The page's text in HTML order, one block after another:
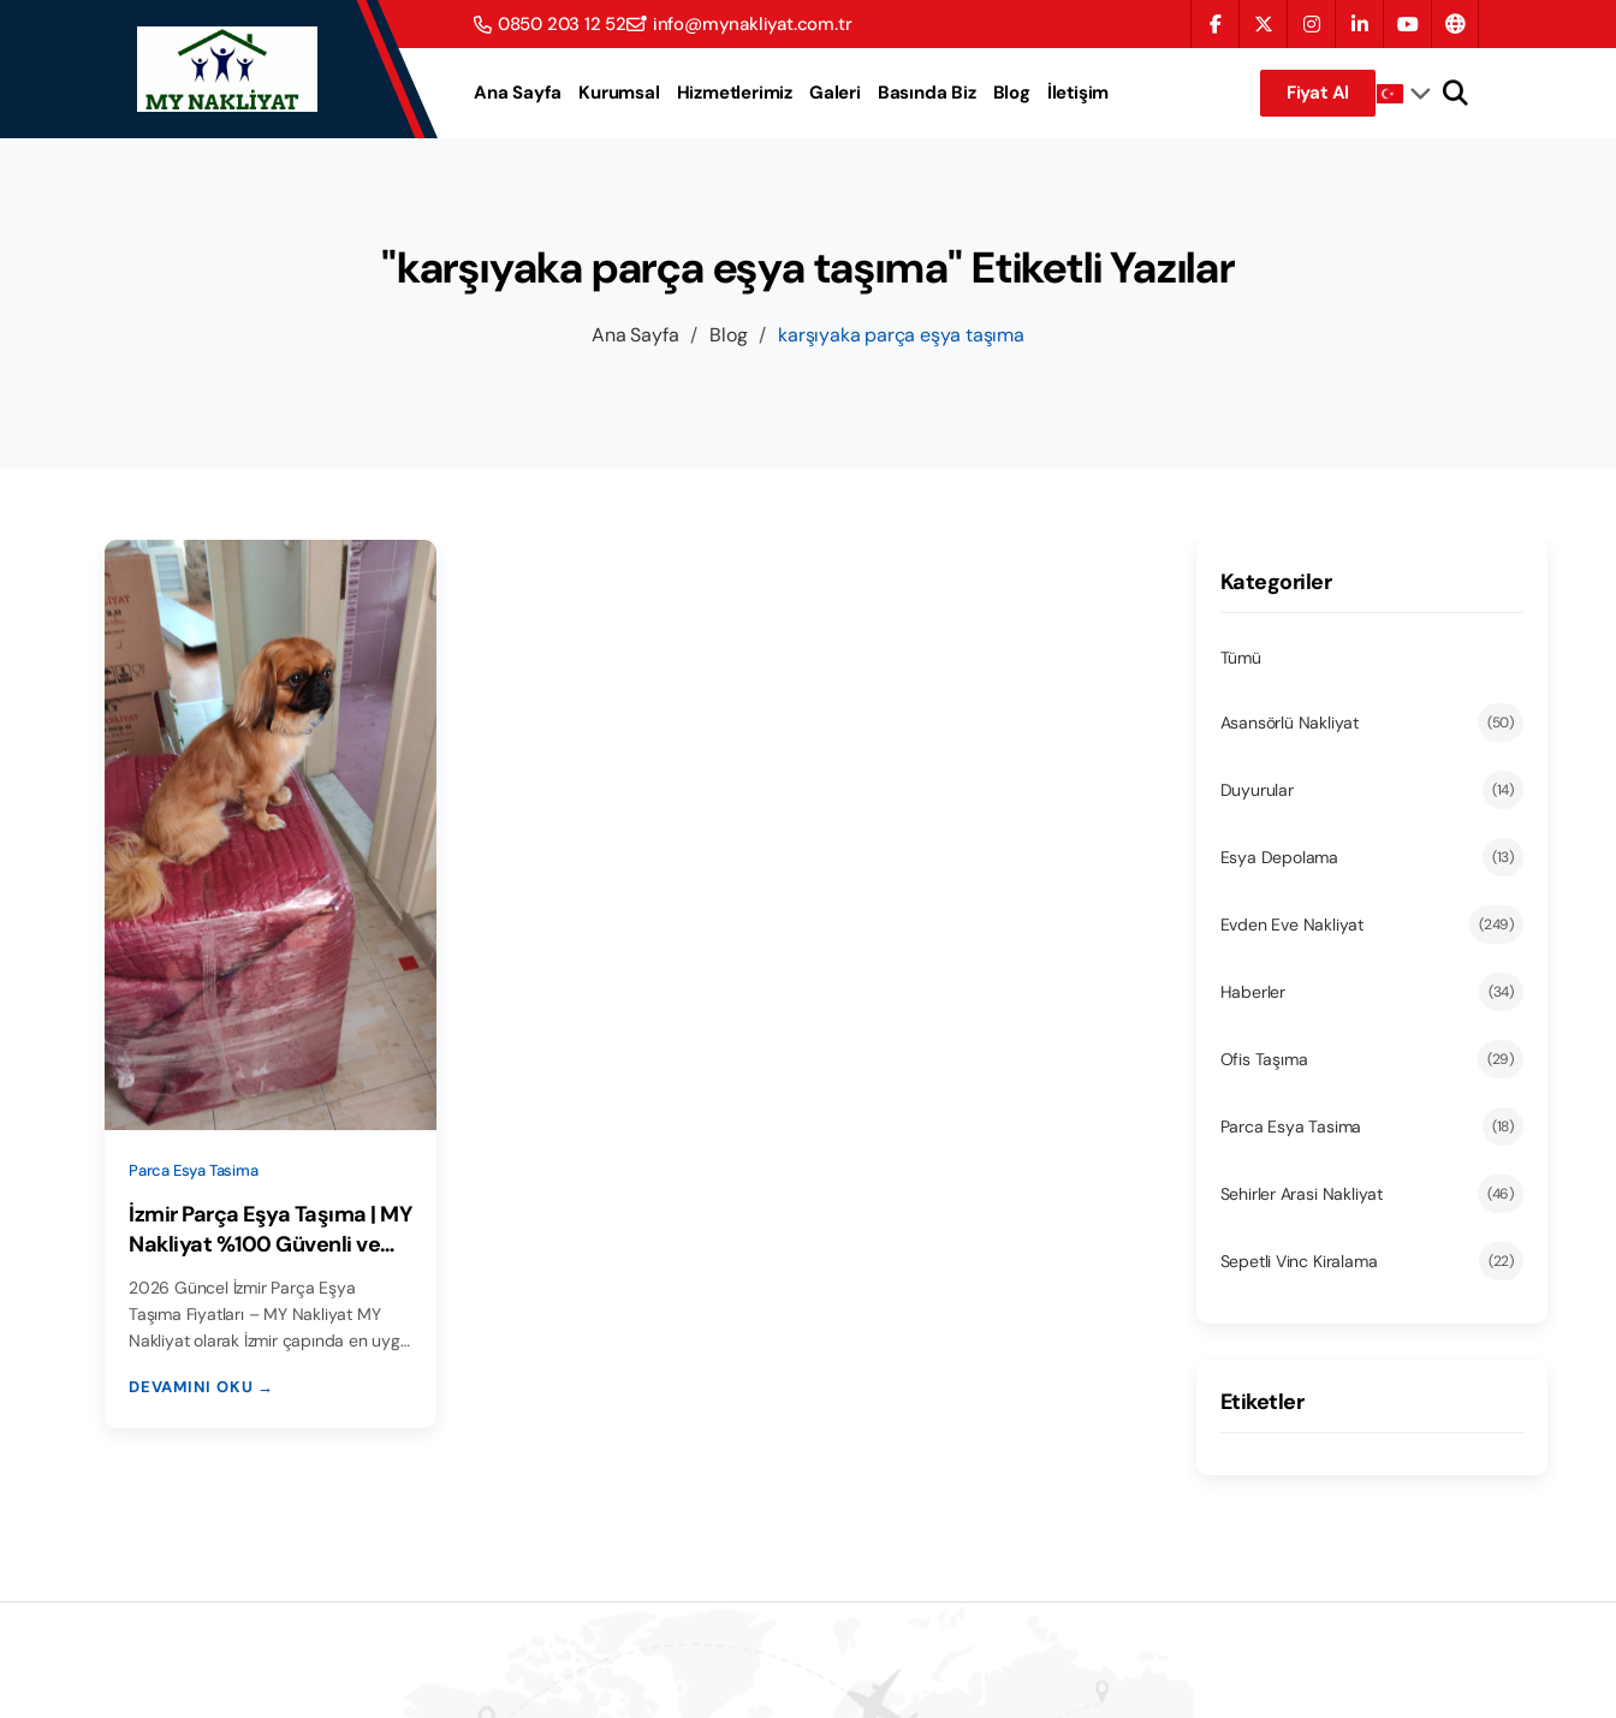
0850 203 12 52 info@mynakliyat.com.tr
Ana Sayfa Kurumsal Hizmetlerimiz Galeri Basında Biz Blog İletişim Fiyat Al
"karşıyaka parça eşya taşıma" Etiketli Yazılar
Ana Sayfa / Blog / karşıyaka parça eşya taşıma
Parca Esya Tasima
İzmir Parça Eşya Taşıma | MY
Nakliyat %100 Güvenli ve
Ekonomik Hizmet
2026 Güncel İzmir Parça Eşya
Taşıma Fiyatları – MY Nakliyat MY
Nakliyat olarak İzmir çapında en uyg…
DEVAMINI OKU →
Kategoriler
Tümü
Asansörlü Nakliyat (50)
Duyurular (14)
Esya Depolama (13)
Evden Eve Nakliyat (249)
Haberler (34)
Ofis Taşıma (29)
Parca Esya Tasima (18)
Sehirler Arasi Nakliyat (46)
Sepetli Vinc Kiralama (22)
Etiketler